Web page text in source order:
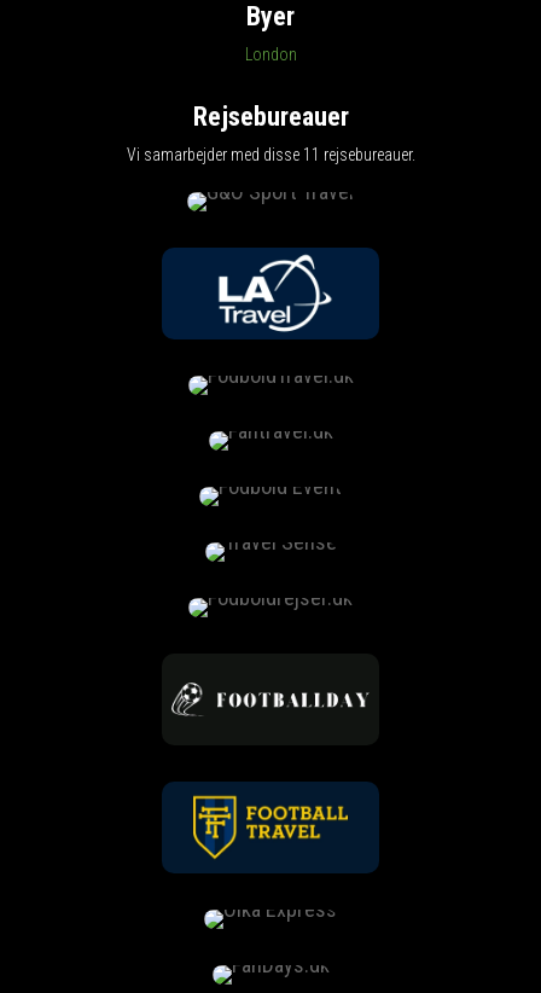
Byer
London
Rejsebureauer
Vi samarbejder med disse 11 rejsebureauer.